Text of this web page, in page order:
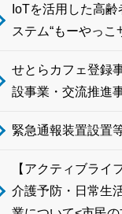
IoTを活用した高
ステム“もーやっこ
せとらカフェ登録
設事業・交流推進
緊急通報装置設置
【アクティブライ
介護予防・日常生